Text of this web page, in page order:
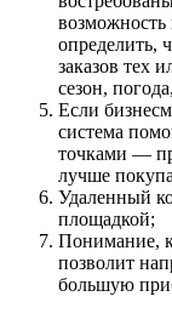
возможность
определить,
заказов тех
сезон,
Если
система
точками —
лучше
Удаленный
площадкой;
Понимание,
позволит
большую